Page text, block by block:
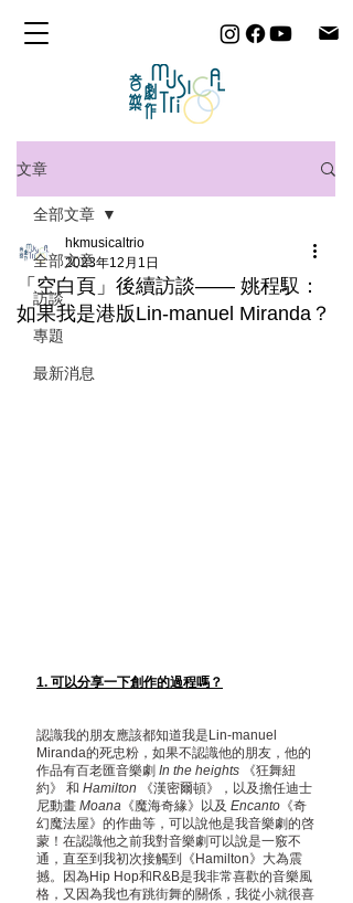
文章
全部文章
訪談
專題
最新消息
全部文章
「空白 頁」後續訪談—— 姚程馭：
如果我是港版Lin-manuel Miranda？
hkmusicaltrio
2023年12月1日
1. 可以分享一下創作的過程嗎？
認識我的朋友應該都知道我是Lin-manuel
Miranda的死忠粉，如果不認識他的朋友，他的
作品有百老匯音樂劇 In the heights
《狂舞紐
約》 和 Hamilton
《漢密爾頓》，以及擔任迪士
尼動畫 Moana 《魔海奇緣》以及 Encanto 《奇
幻魔法屋》的作曲等，可以說他是我音樂劇的啓
蒙！在認識他之前我對音樂劇可以說是一竅不
通，直至到我初次接觸到《Hamilton》大為震
撼。因為Hip Hop和R&B是我非常喜歡的音樂風
格，又因為我也有跳街舞的關係，我從小就很喜